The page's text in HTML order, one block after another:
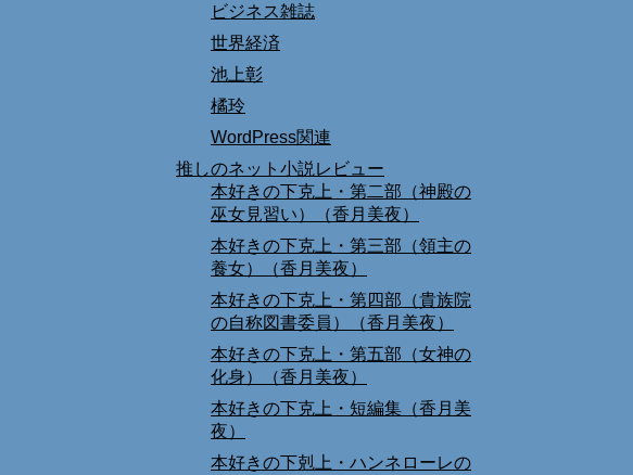
ビジネス雑誌
世界経済
池上彰
橘玲
WordPress関連
推しのネット小説レビュー
本好きの下克上・第二部（神殿の
巫女見習い）（香月美夜）
本好きの下克上・第三部（領主の
養女）（香月美夜）
本好きの下克上・第四部（貴族院
の自称図書委員）（香月美夜）
本好きの下克上・第五部（女神の
化身）（香月美夜）
本好きの下克上・短編集（香月美
夜）
本好きの下剋上・ハンネローレの